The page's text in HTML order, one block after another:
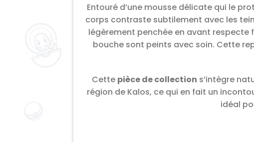
Entouré d’une mousse délicate qui le
corps contraste subtilement avec les
légèrement penchée en avant respecte
bouche sont peints avec soin. Cette
Cette pièce de collection s’intègre
région de Kalos, ce qui en fait un
idéal